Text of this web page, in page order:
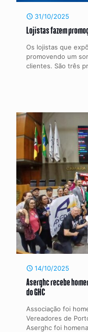
31/10/2025
Lojistas fazem
Os lojistas que
promovendo um
clientes. São três
14/10/2025
Aserghc recebe
do GHC
Associação foi
Vereadores de
Aserghc foi